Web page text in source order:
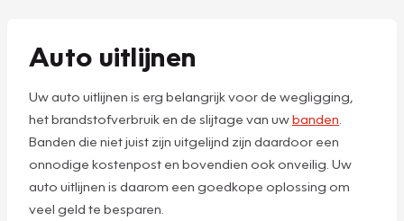
Auto uitlijnen
Uw auto uitlijnen is erg belangrijk voor de wegligging,
het brandstofverbruik en de slijtage van uwbanden
Banden die niet juist zijn uitgelijnd zijn daardoor een
onnodige kostenpost en bovendien ook onveilig. Uw
auto uitlijnen is daarom een goedkope oplossing om
veel geld te besparen.